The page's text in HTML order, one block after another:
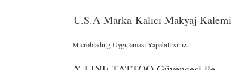
U.S.A Marka Kalıcı Makyaj Kalemi
Microblading Uygulaması Yapabilirsiniz.